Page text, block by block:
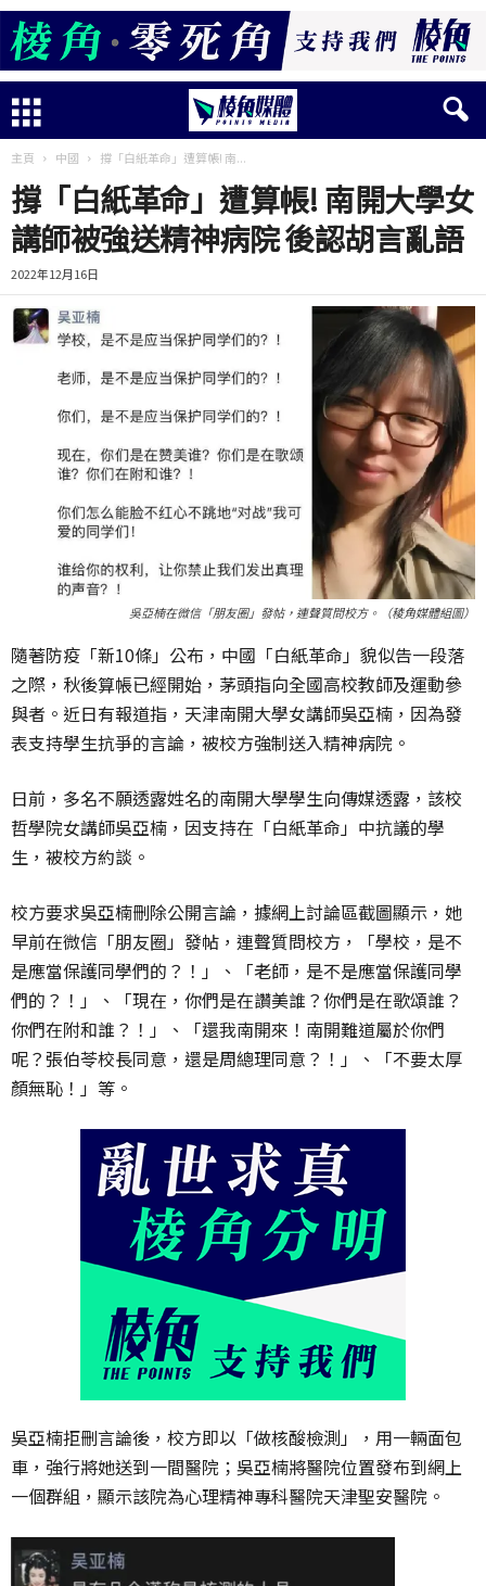
主頁 中國 撐「白紙革命」遭算帳! 南...
撐「白紙革命」遭算帳! 南開大學女
講師被強送精神病院 後認胡言亂語
2022年12月16日
吳亞楠在微信「朋友圈」發帖，連聲質問校方。（稜角媒體組圖）
隨著防疫「新10條」公布，中國「白紙革命」貌似告一段落
之際，秋後算帳已經開始，茅頭指向全國高校教師及運動參
與者。近日有報道指，天津南開大學女講師吳亞楠，因為發
表支持學生抗爭的言論，被校方強制送入精神病院。
日前，多名不願透露姓名的南開大學學生向傳媒透露，該校
哲學院女講師吳亞楠，因支持在「白紙革命」中抗議的學
生，被校方約談。
校方要求吳亞楠刪除公開言論，據網上討論區截圖顯示，她
早前在微信「朋友圈」發帖，連聲質問校方，「學校，是不
是應當保護同學們的？！」、「老師，是不是應當保護同學
們的？！」、「現在，你們是在讚美誰？你們是在歌頌誰？
你們在附和誰？！」、「還我南開來！南開難道屬於你們
呢？張伯苓校長同意，還是周總理同意？！」、「不要太厚
顏無恥！」等。
吳亞楠拒刪言論後，校方即以「做核酸檢測」，用一輛面包
車，強行將她送到一間醫院；吳亞楠將醫院位置發布到網上
一個群組，顯示該院為心理精神專科醫院天津聖安醫院。